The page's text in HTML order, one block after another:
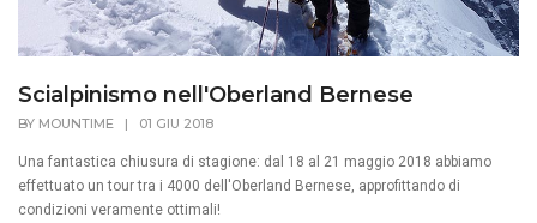
Scialpinismo nell'Oberland Bernese
BY MOUNTIME | 01 GIU 2018
Una fantastica chiusura di stagione: dal 18 al 21 maggio 2018 abbiamo
effettuato un tour tra i 4000 dell'Oberland Bernese, approfittando di
condizioni veramente ottimali!